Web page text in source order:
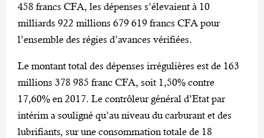
458 francs CFA, les dépenses s’élevaient à 10
milliards 922 millions 679 619 francs CFA pour
l’ensemble des régies d’avances vérifiées.
Le montant total des dépenses irrégulières est de 163
millions 378 985 franc CFA, soit 1,50% contre
17,60% en 2017. Le contrôleur général d’Etat par
intérim a souligné qu’au niveau du carburant et des
lubrifiants, sur une consommation totale de 18